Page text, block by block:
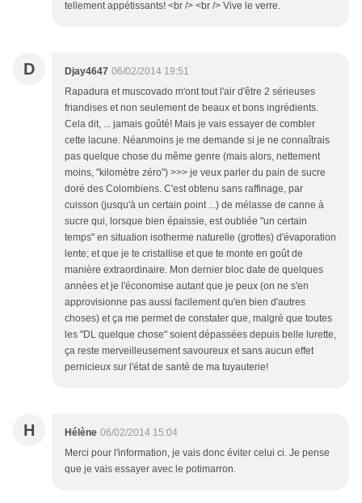
tellement appétissants! <br /> <br /> Vive le verre.
D Djay4647 06/02/2014 19:51
Rapadura et muscovado m'ont tout l'air d'être 2 sérieuses
friandises et non seulement de beaux et bons ingrédients.
Cela dit, ... jamais goûté! Mais je vais essayer de combler
cette lacune. Néanmoins je me demande si je ne connaîtrais
pas quelque chose du même genre (mais alors, nettement
moins, "kilomètre zéro") >>> je veux parler du pain de sucre
doré des Colombiens. C'est obtenu sans raffinage, par
cuisson (jusqu'à un certain point ...) de mélasse de canne à
sucre qui, lorsque bien épaissie, est oubliée "un certain
temps" en situation isotherme naturelle (grottes) d'évaporation
lente; et que je te cristallise et que te monte en goût de
manière extraordinaire. Mon dernier bloc date de quelques
années et je l'économise autant que je peux (on ne s'en
approvisionne pas aussi facilement qu'en bien d'autres
choses) et ça me permet de constater que, malgré que toutes
les "DL quelque chose" soient dépassées depuis belle lurette,
ça reste merveilleusement savoureux et sans aucun effet
pernicieux sur l'état de santé de ma tuyauterie!
H Hélène 06/02/2014 15:04
Merci pour l'information, je vais donc éviter celui ci. Je pense
que je vais essayer avec le potimarron.